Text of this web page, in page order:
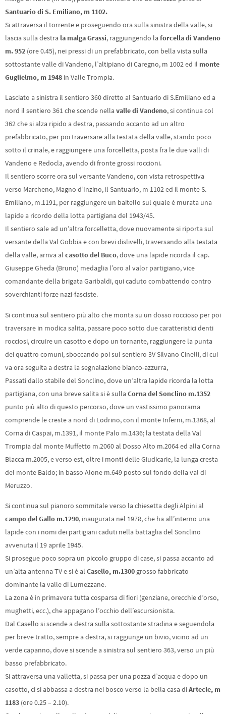
Santuario di S. Emiliano, m 1102.
Si attraversa il torrente e proseguendo ora sulla sinistra della valle, si
lascia sulla destra la malga Grassi, raggiungendo laforcella di Vandeno
m. 952 (ore 0.45), nei pressi di un prefabbricato, con bella vista sulla
sottostante valle di Vandeno, l’altipiano di Caregno, m 1002 ed il monte
Guglielmo, m 1948 in Valle Trompia.
Lasciato a sinistra il sentiero 360 diretto al Santuario di S.Emiliano ed a
nord il sentiero 361 che scende nellavalle di Vandeno, si continua col
362 che si alza ripido a destra, passando accanto ad un altro
prefabbricato, per poi traversare alla testata della valle, stando poco
sotto il crinale, e raggiungere una forcelletta, posta fra le due valli di
Vandeno e Redocla, avendo di fronte grossi roccioni.
Il sentiero scorre ora sul versante Vandeno, con vista retrospettiva
verso Marcheno, Magno d’Inzino, il Santuario, m 1102 ed il monte S.
Emiliano, m.1191, per raggiungere un baitello sul quale è murata una
lapide a ricordo della lotta partigiana del 1943/45.
Il sentiero sale ad un’altra forcelletta, dove nuovamente si riporta sul
versante della Val Gobbia e con brevi dislivelli, traversando alla testata
della valle, arriva al casotto del Buco, dove una lapide ricorda il cap.
Giuseppe Gheda (Bruno) medaglia l’oro al valor partigiano, vice
comandante della brigata Garibaldi, qui caduto combattendo contro
soverchianti forze nazi-fasciste.
Si continua sul sentiero più alto che monta su un dosso roccioso per poi
traversare in modica salita, passare poco sotto due caratteristici denti
rocciosi, circuire un casotto e dopo un tornante, raggiungere la punta
dei quattro comuni, sboccando poi sul sentiero 3V Silvano Cinelli, di cui
va ora seguita a destra la segnalazione bianco-azzurra,
Passati dallo stabile del Sonclino, dove un’altra lapide ricorda la lotta
partigiana, con una breve salita si è sullaCorna del Sonclino m.1352
punto più alto di questo percorso, dove un vastissimo panorama
comprende le creste a nord di Lodrino, con il monte Inferni, m.1368, al
Corna di Caspai, m.1391, il monte Palo m.1436; la testata della Val
Trompia dal monte Muffetto m.2060 al Dosso Alto m.2064 ed alla Corna
Blacca m.2005, e verso est, oltre i monti delle Giudicarie, la lunga cresta
del monte Baldo; in basso Alone m.649 posto sul fondo della val di
Meruzzo.
Si continua sul pianoro sommitale verso la chiesetta degli Alpini al
campo del Gallo m.1290, inaugurata nel 1978, che ha all’interno una
lapide con i nomi dei partigiani caduti nella battaglia del Sonclino
avvenuta il 19 aprile 1945.
Si prosegue poco sopra un piccolo gruppo di case, si passa accanto ad
un’alta antenna TV e si è al Casello, m.1300 grosso fabbricato
dominante la valle di Lumezzane.
La zona è in primavera tutta cosparsa di fiori (genziane, orecchie d’orso,
mughetti, ecc.), che appagano l’occhio dell’escursionista.
Dal Casello si scende a destra sulla sottostante stradina e seguendola
per breve tratto, sempre a destra, si raggiunge un bivio, vicino ad un
verde capanno, dove si scende a sinistra sul sentiero 363, verso un più
basso prefabbricato.
Si attraversa una valletta, si passa per una pozza d’acqua e dopo un
casotto, ci si abbassa a destra nei bosco verso la bella casa diArtecle, m
1183 (ore 0.25 – 2.10).